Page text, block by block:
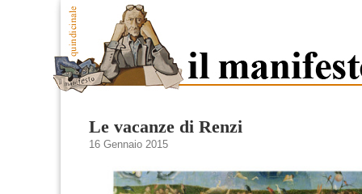
Le vacanze di Renzi
16 Gennaio 2015